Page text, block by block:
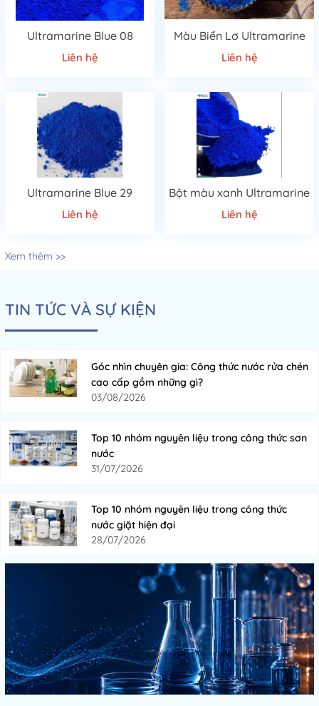
Ultramarine Blue 08
Liên hệ
Màu Biển Lơ Ultramarine
Liên hệ
Ultramarine Blue 29
Liên hệ
Bột màu xanh Ultramarine
Liên hệ
Xem thêm >>
TIN TỨC VÀ SỰ KIỆN
Góc nhìn chuyên gia: Công thức nước rửa chén
cao cấp gồm những gì?
03/08/2026
Top 10 nhóm nguyên liệu trong công thức sơn
nước
31/07/2026
Top 10 nhóm nguyên liệu trong công thức
nước giặt hiện đại
28/07/2026